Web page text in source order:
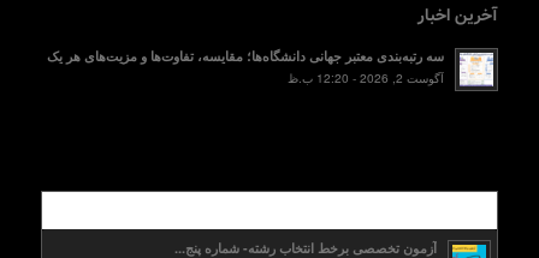
آخرین اخبار
سه رتبه‌بندی معتبر جهانی دانشگاه‌ها؛ مقایسه، تفاوت‌ها و مزیت‌های هر یک
آگوست 2, 2026 - 12:20 ب.ظ
آزمون تخصصی برخط انتخاب رشته- شماره پنج...